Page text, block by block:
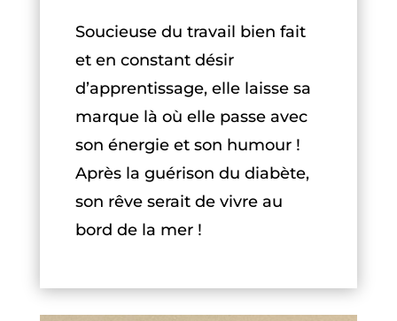
Soucieuse du travail bien fait
et en constant désir
d’apprentissage, elle laisse sa
marque là où elle passe avec
son énergie et son humour !
Après la guérison du diabète,
son rêve serait de vivre au
bord de la mer !